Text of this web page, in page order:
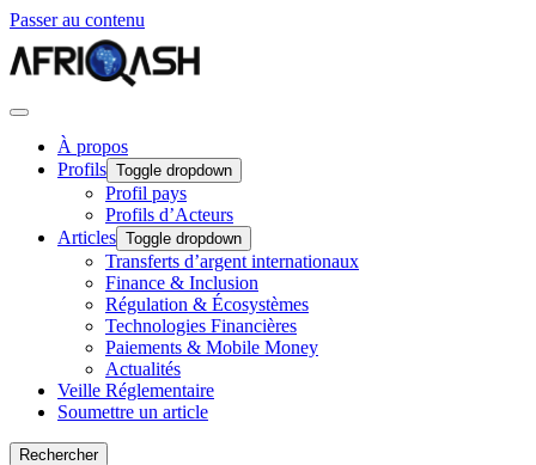
Passer au contenu
À propos
Profils Toggle dropdown
Profil pays
Profils d’Acteurs
Articles Toggle dropdown
Transferts d’argent internationaux
Finance & Inclusion
Régulation & Écosystèmes
Technologies Financières
Paiements & Mobile Money
Actualités
Veille Réglementaire
Soumettre un article
Rechercher